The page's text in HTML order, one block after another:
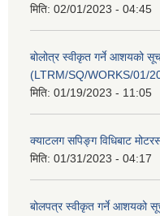
मिति: 02/01/2023 - 04:45
बोलोत्र स्वीकृत गर्ने आशयको
(LTRM/SQ/WORKS/01/
मिति: 01/19/2023 - 11:05
क्याटलग सपिङ्ग विधिबाट
मिति: 01/31/2023 - 04:17
बोलपत्र स्वीकृत गर्ने आशयको